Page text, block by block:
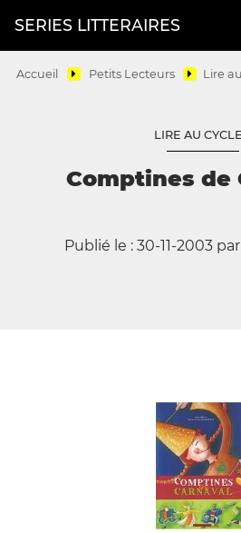
SERIES LITTERAIRES
Accueil Petits Lecteurs Lire
LIRE AU
Comptines de
Publié le : 30-11-2003 par